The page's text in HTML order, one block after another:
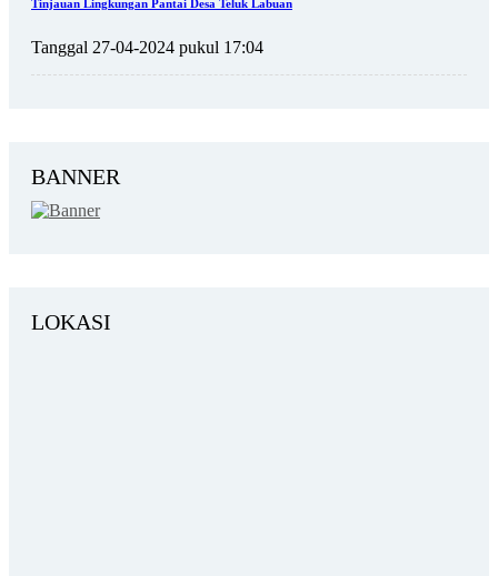
Tinjauan Lingkungan Pantai Desa Teluk Labuan
Tanggal 27-04-2024 pukul 17:04
BANNER
LOKASI